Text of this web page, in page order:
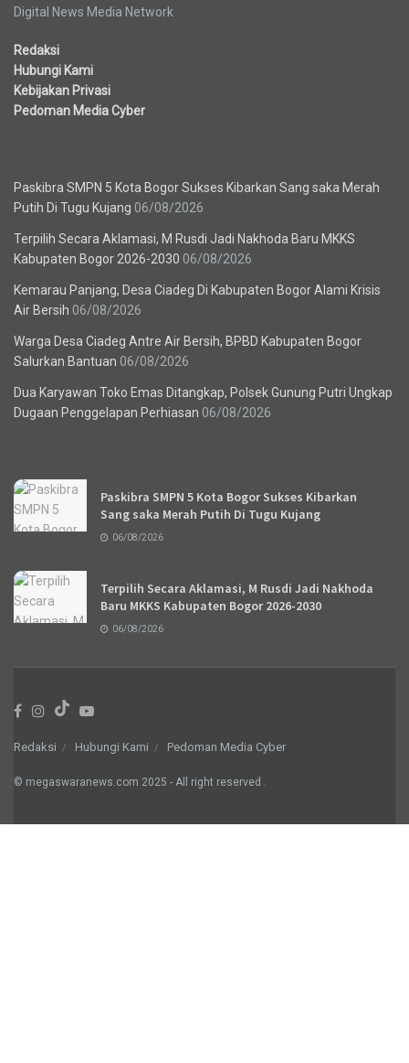
Digital News Media Network
Redaksi
Hubungi Kami
Kebijakan Privasi
Pedoman Media Cyber
Paskibra SMPN 5 Kota Bogor Sukses Kibarkan Sang saka Merah
Putih Di Tugu Kujang 06/08/2026
Terpilih Secara Aklamasi, M Rusdi Jadi Nakhoda Baru MKKS
Kabupaten Bogor 2026-2030 06/08/2026
Kemarau Panjang, Desa Ciadeg Di Kabupaten Bogor Alami Krisis
Air Bersih 06/08/2026
Warga Desa Ciadeg Antre Air Bersih, BPBD Kabupaten Bogor
Salurkan Bantuan 06/08/2026
Dua Karyawan Toko Emas Ditangkap, Polsek Gunung Putri Ungkap
Dugaan Penggelapan Perhiasan 06/08/2026
Paskibra SMPN 5 Kota Bogor Sukses Kibarkan
Sang saka Merah Putih Di Tugu Kujang
06/08/2026
Terpilih Secara Aklamasi, M Rusdi Jadi Nakhoda
Baru MKKS Kabupaten Bogor 2026-2030
06/08/2026
Redaksi Hubungi Kami Pedoman Media Cyber
© megaswaranews.com 2025 - All right reserved